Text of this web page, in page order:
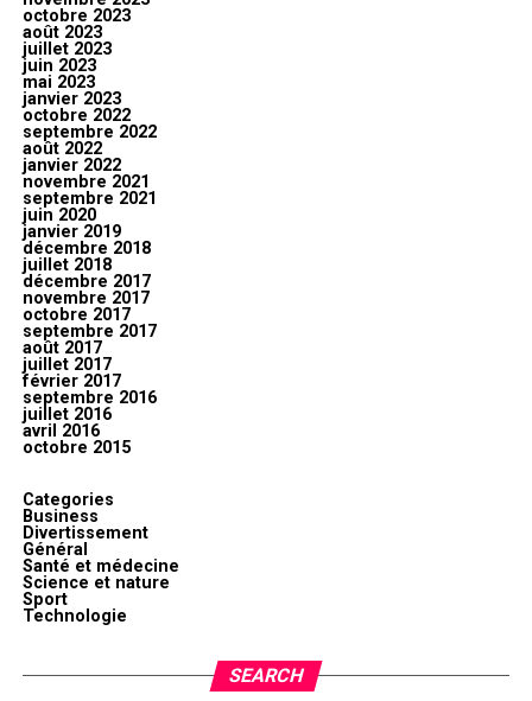
octobre 2023
août 2023
juillet 2023
juin 2023
mai 2023
janvier 2023
octobre 2022
septembre 2022
août 2022
janvier 2022
novembre 2021
septembre 2021
juin 2020
janvier 2019
décembre 2018
juillet 2018
décembre 2017
novembre 2017
octobre 2017
septembre 2017
août 2017
juillet 2017
février 2017
septembre 2016
juillet 2016
avril 2016
octobre 2015
Categories
Business
Divertissement
Général
Santé et médecine
Science et nature
Sport
Technologie
SEARCH